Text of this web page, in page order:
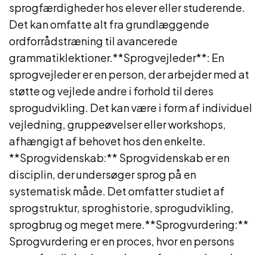
sprogfærdigheder hos elever eller studerende.
Det kan omfatte alt fra grundlæggende
ordforrådstræning til avancerede
grammatiklektioner.**Sprogvejleder**: En
sprogvejleder er en person, der arbejder med at
støtte og vejlede andre i forhold til deres
sprogudvikling. Det kan være i form af individuel
vejledning, gruppeøvelser eller workshops,
afhængigt af behovet hos den enkelte.
**Sprogvidenskab:** Sprogvidenskab er en
disciplin, der undersøger sprog på en
systematisk måde. Det omfatter studiet af
sprogstruktur, sproghistorie, sprogudvikling,
sprogbrug og meget mere.**Sprogvurdering:**
Sprogvurdering er en proces, hvor en persons